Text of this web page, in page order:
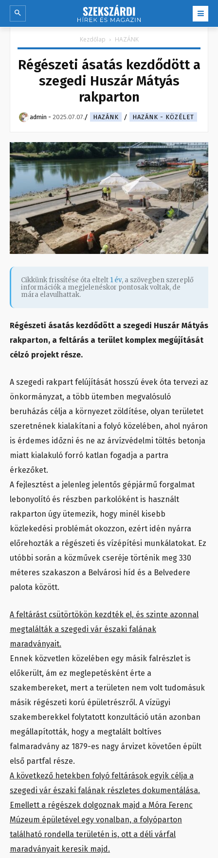
Kezdőlap HAZÁNK
Régészeti ásatás kezdődött a
szegedi Huszár Mátyás
rakparton
admin - 2025.07.07. HAZÁNK HAZÁNK - KÖZÉLET
Cikkünk frissítése óta eltelt 1 év, a szövegben szereplő
információk a megjelenéskor pontosak voltak, de
mára elavulhattak.
Régészeti ásatás kezdődött a szegedi Huszár Mátyás
rakparton, a feltárás a terület komplex megújítását
célzó projekt része.
A szegedi rakpart felújítását hosszú évek óta tervezi az
önkormányzat, a több ütemben megvalósuló
beruházás célja a környezet zöldítése, olyan területet
szeretnének kialakítani a folyó közelében, ahol nyáron
is érdemes időzni és ne az árvízvédelmi töltés betonja
miatt kialakuló forró katlan fogadja a partra
érkezőket.
A fejlesztést a jelenleg jelentős gépjármű forgalmat
lebonyolító és részben parkolóként is használt
rakparton úgy ütemezik, hogy minél kisebb
közlekedési problémát okozzon, ezért idén nyárra
előrehozták a régészeti és vízépítési munkálatokat. Ez
utóbbi során a közművek cseréje történik meg 330
méteres szakaszon a Belvárosi híd és a Belvedere
palota között.
A feltárást csütörtökön kezdték el, és szinte azonnal
megtalálták a szegedi vár északi falának
maradványait.
Ennek közvetlen közelében egy másik falrészlet is
előkerült, ám ez meglepetésként érte a
szakembereket, mert a területen nem volt tudomásuk
másik régészeti korú épületrészről. A vízügyi
szakemberekkel folytatott konzultáció után azonban
megállapították, hogy a megtalált boltíves
falmaradvány az 1879-es nagy árvizet követően épült
első partfal része.
A következő hetekben folyó feltárások egyik célja a
szegedi vár északi falának részletes dokumentálása.
Emellett a régészek dolgoznak majd a Móra Ferenc
Múzeum épületével egy vonalban, a folyóparton
található rondella területén is, ott a déli várfal
maradványait keresik majd.